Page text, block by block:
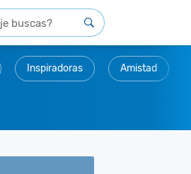
Inspiradoras Amistad